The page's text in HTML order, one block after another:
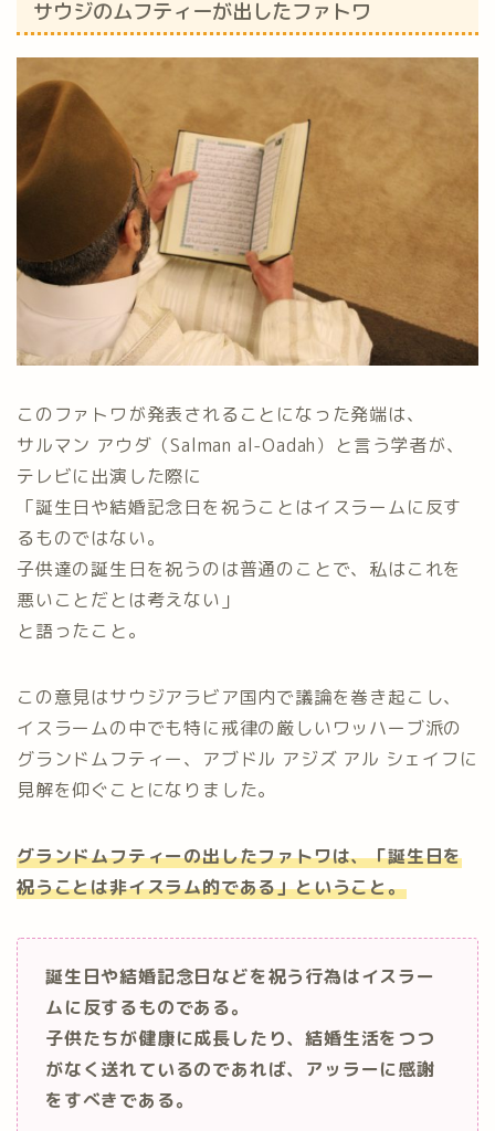
サウジのムフティーが出したファトワ
このファトワが発表されることになった発端は、
サルマン アウダ（Salman al-Oadah）と言う学者が、
テレビに出演した際に
「誕生日や結婚記念日を祝うことはイスラームに反す
るものではない。
子供達の誕生日を祝うのは普通のことで、私はこれを
悪いことだとは考えない」
と語ったこと。
この意見はサウジアラビア国内で議論を巻き起こし、
イスラームの中でも特に戒律の厳しいワッハーブ派の
グランドムフティー、アブドル アジズ アル シェイフに
見解を仰ぐことになりました。
グランドムフティーの出したファトワは、「誕生日を
祝うことは非イスラム的である」ということ。
誕生日や結婚記念日などを祝う行為はイスラー
ムに反するものである。
子供たちが健康に成長したり、結婚生活をつつ
がなく送れているのであれば、アッラーに感謝
をすべきである。